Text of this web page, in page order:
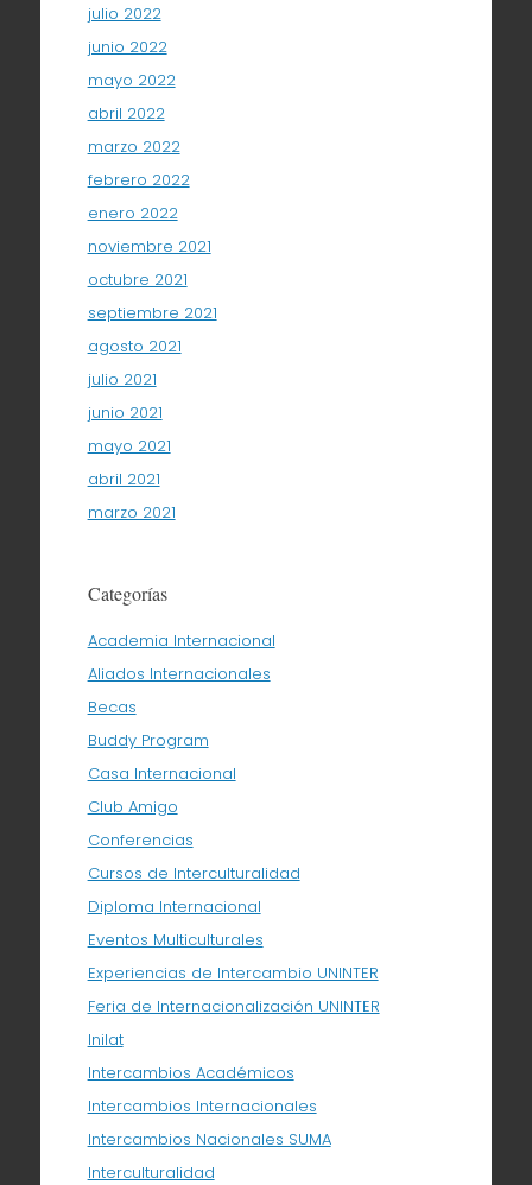
julio 2022
junio 2022
mayo 2022
abril 2022
marzo 2022
febrero 2022
enero 2022
noviembre 2021
octubre 2021
septiembre 2021
agosto 2021
julio 2021
junio 2021
mayo 2021
abril 2021
marzo 2021
Categorías
Academia Internacional
Aliados Internacionales
Becas
Buddy Program
Casa Internacional
Club Amigo
Conferencias
Cursos de Interculturalidad
Diploma Internacional
Eventos Multiculturales
Experiencias de Intercambio UNINTER
Feria de Internacionalización UNINTER
Inilat
Intercambios Académicos
Intercambios Internacionales
Intercambios Nacionales SUMA
Interculturalidad